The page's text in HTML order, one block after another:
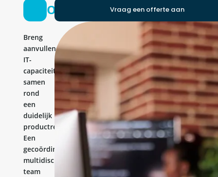
Ontwikkelteam
Breng
aanvullende
IT-
capaciteit
samen
rond
een
duidelijk
productresultaat.
Een
gecoördineerd
multidisciplinair
team
Vraag een offerte aan